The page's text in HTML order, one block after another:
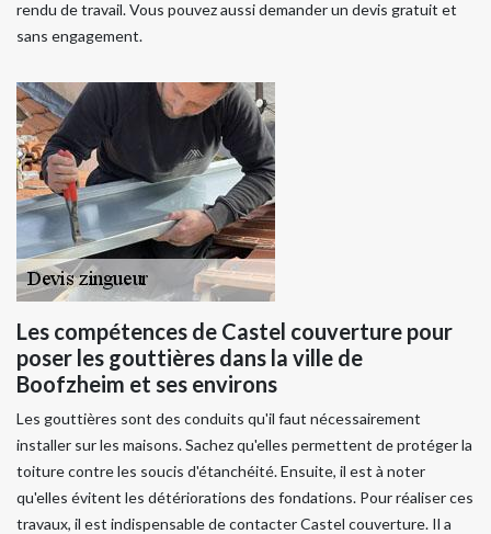
rendu de travail. Vous pouvez aussi demander un devis gratuit et
sans engagement.
Les compétences de Castel couverture pour
poser les gouttières dans la ville de
Boofzheim et ses environs
Les gouttières sont des conduits qu'il faut nécessairement
installer sur les maisons. Sachez qu'elles permettent de protéger la
toiture contre les soucis d'étanchéité. Ensuite, il est à noter
qu'elles évitent les détériorations des fondations. Pour réaliser ces
travaux, il est indispensable de contacter Castel couverture. Il a